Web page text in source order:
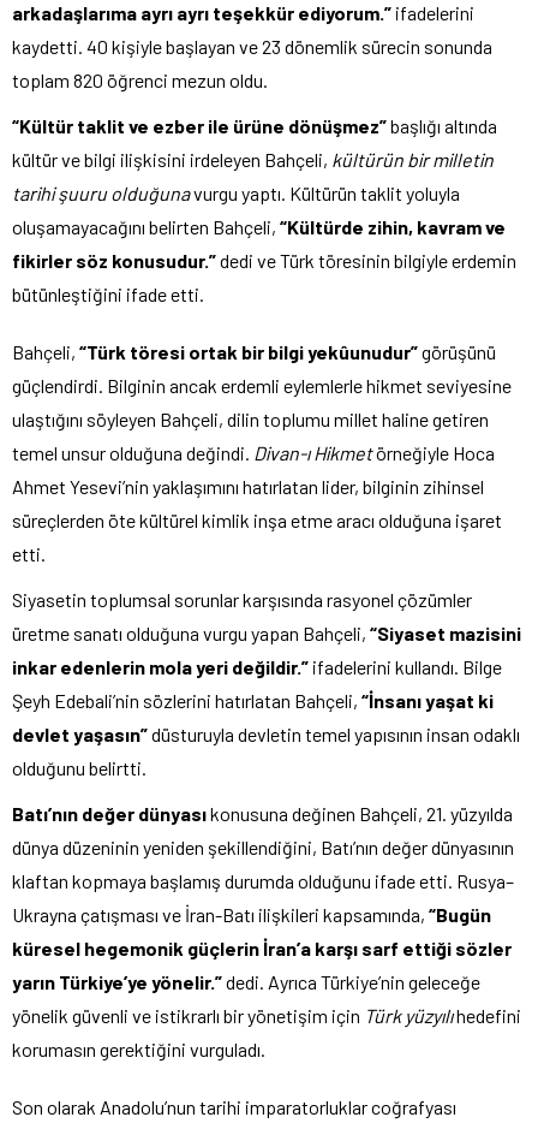
arkadaşlarıma ayrı ayrı teşekkür ediyorum.” ifadelerini
kaydetti. 40 kişiyle başlayan ve 23 dönemlik sürecin sonunda
toplam 820 öğrenci mezun oldu.
“Kültür taklit ve ezber ile ürüne dönüşmez”başlığı altında
kültür ve bilgi ilişkisini irdeleyen Bahçeli, kültürün bir milletin
tarihi şuuru olduğunavurgu yaptı. Kültürün taklit yoluyla
oluşamayacağını belirten Bahçeli, “Kültürde zihin, kavram ve
fikirler söz konusudur.”dedi ve Türk töresinin bilgiyle erdemin
bütünleştiğini ifade etti.
Bahçeli, “Türk töresi ortak bir bilgi yekûunudur”görüşünü
güçlendirdi. Bilginin ancak erdemli eylemlerle hikmet seviyesine
ulaştığını söyleyen Bahçeli, dilin toplumu millet haline getiren
temel unsur olduğuna değindi. Divan-ı Hikmetörneğiyle Hoca
Ahmet Yesevi’nin yaklaşımını hatırlatan lider, bilginin zihinsel
süreçlerden öte kültürel kimlik inşa etme aracı olduğuna işaret
etti.
Siyasetin toplumsal sorunlar karşısında rasyonel çözümler
üretme sanatı olduğuna vurgu yapan Bahçeli, “Siyaset mazisini
inkar edenlerin mola yeri değildir.” ifadelerini kullandı. Bilge
Şeyh Edebali’nin sözlerini hatırlatan Bahçeli, “İnsanı yaşat ki
devlet yaşasın”düsturuyla devletin temel yapısının insan odaklı
olduğunu belirtti.
Batı’nın değer dünyasıkonusuna değinen Bahçeli, 21. yüzyılda
dünya düzeninin yeniden şekillendiğini, Batı’nın değer dünyasının
klaftan kopmaya başlamış durumda olduğunu ifade etti. Rusya–
Ukrayna çatışması ve İran-Batı ilişkileri kapsamında, “Bugün
küresel hegemonik güçlerin İran’a karşı sarf ettiği sözler
yarın Türkiye’ye yönelir.”dedi. Ayrıca Türkiye’nin geleceğe
yönelik güvenli ve istikrarlı bir yönetişim için Türk yüzyılıhedefini
korumasın gerektiğini vurguladı.
Son olarak Anadolu’nun tarihi imparatorluklar coğrafyası